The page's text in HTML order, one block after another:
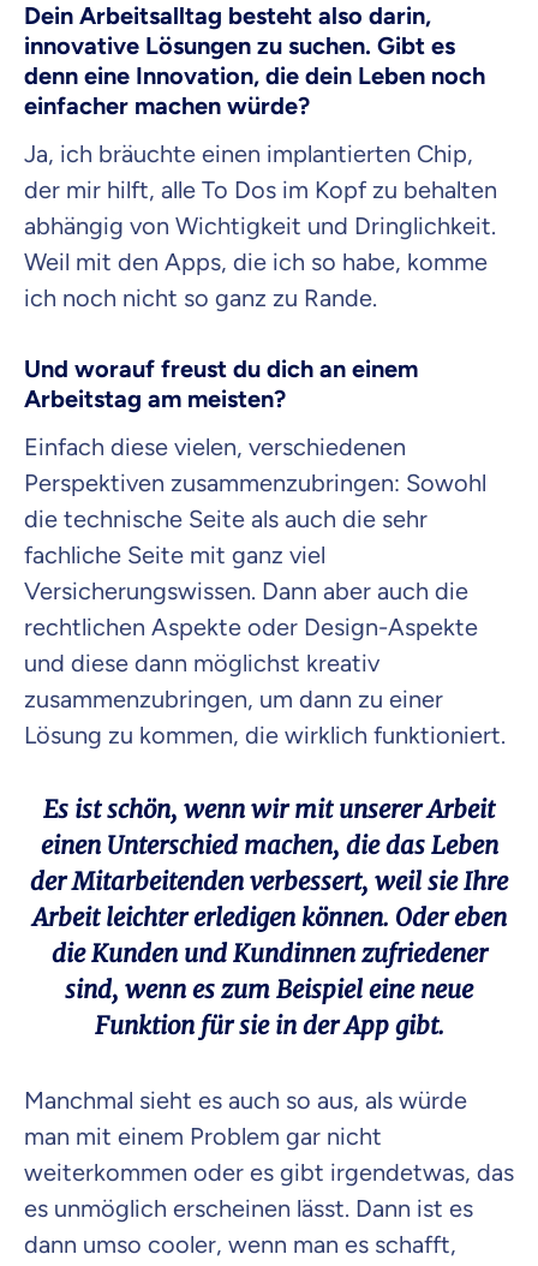
Dein Arbeitsalltag besteht also darin,
innovative Lösungen zu suchen. Gibt es
denn eine Innovation, die dein Leben noch
einfacher machen würde?
Ja, ich bräuchte einen implantierten Chip,
der mir hilft, alle To Dos im Kopf zu behalten
abhängig von Wichtigkeit und Dringlichkeit.
Weil mit den Apps, die ich so habe, komme
ich noch nicht so ganz zu Rande.
Und worauf freust du dich an einem
Arbeitstag am meisten?
Einfach diese vielen, verschiedenen
Perspektiven zusammenzubringen: Sowohl
die technische Seite als auch die sehr
fachliche Seite mit ganz viel
Versicherungswissen. Dann aber auch die
rechtlichen Aspekte oder Design-Aspekte
und diese dann möglichst kreativ
zusammenzubringen, um dann zu einer
Lösung zu kommen, die wirklich funktioniert.
Es ist schön, wenn wir mit unserer Arbeit
einen Unterschied machen, die das Leben
der Mitarbeitenden verbessert, weil sie Ihre
Arbeit leichter erledigen können. Oder eben
die Kunden und Kundinnen zufriedener
sind, wenn es zum Beispiel eine neue
Funktion für sie in der App gibt.
Manchmal sieht es auch so aus, als würde
man mit einem Problem gar nicht
weiterkommen oder es gibt irgendetwas, das
es unmöglich erscheinen lässt. Dann ist es
dann umso cooler, wenn man es schafft,